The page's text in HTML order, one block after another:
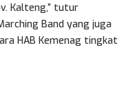
Kalteng,” tutur
Band yang juga
HAB Kemenag tingkat